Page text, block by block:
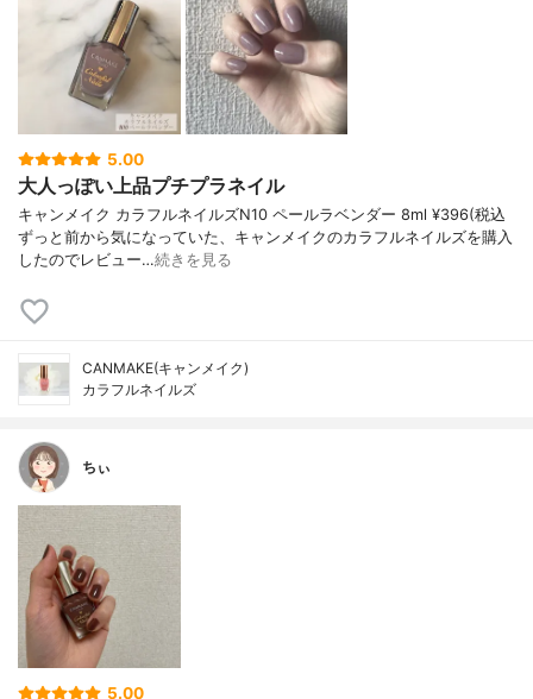
5.00
大人っぽい上品プチプラネイル
キャンメイク カラフルネイルズN10 ペールラベンダー 8ml ¥396(税込
ずっと前から気になっていた、キャンメイクのカラフルネイルズを購入
したのでレビュー…続きを見る
CANMAKE(キャンメイク)
カラフルネイルズ
ちぃ
5.00